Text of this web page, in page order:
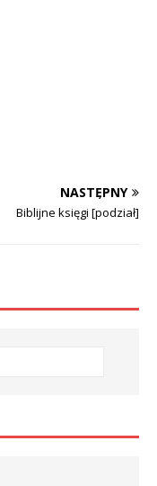
NASTĘPNY
Biblijne księgi [podział]